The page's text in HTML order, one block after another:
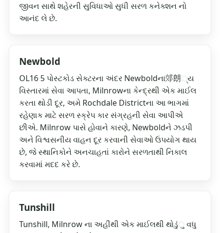
જીવન સાથે શહેરની સુવિધાઓ સુધી સરળ કનેક્શન નો
આનંદ લે છે.
Newbold
OL16 5 પોસ્ટકોડ સેક્ટરના અંદર Newboldના郊朗્ય
વિસ્તારમાં સેવા આપતા, Milnrowના કેન્દ્રથી એક માઈલ
કરતા થોડી દૂર, અમે Rochdale Districtના આ ભાગમાં
રહેણાક માટે સરળ સ્ક્રેપ કાર સંગ્રહની સેવા આપીએ
છીએ. Milnrow પાસે હોવાને કારણે, Newboldને ઝડપી
અને વિશ્વસનીય વાહન દૂર કરવાની સેવાઓ ઉપયોગ થાય
છે, જે સ્થાનિકોને અનચાહતાં કારોને સરળતાથી નિકાલ
કરવામાં મદદ કરે છે.
Tunshill
Tunshill, Milnrow ના અહીંથી એક માઈલથી થોડુંુ વધુ